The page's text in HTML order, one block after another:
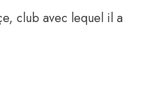
club avec lequel il a